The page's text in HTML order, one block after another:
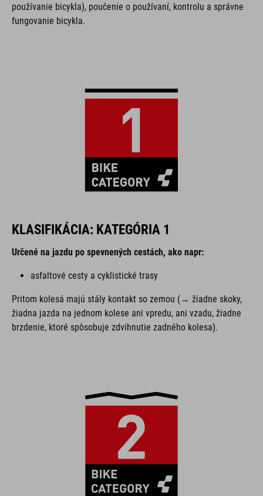
používanie bicykla), poučenie o používaní, kontrolu a správne
fungovanie bicykla.
KLASIFIKÁCIA: KATEGÓRIA 1
Určené na jazdu po spevnených cestách, ako napr:
asfaltové cesty a cyklistické trasy
Pritom kolesá majú stály kontakt so zemou (→ žiadne skoky,
žiadna jazda na jednom kolese ani vpredu, ani vzadu, žiadne
brzdenie, ktoré spôsobuje zdvihnutie zadného kolesa).